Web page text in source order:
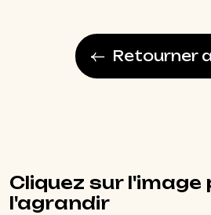
Retourner
Cliquez sur l'image
l'agrandir